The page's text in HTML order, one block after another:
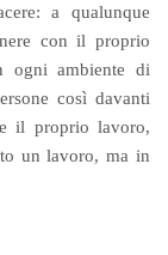
a qualunque
con il proprio
ogni ambiente di
così davanti
il proprio lavoro,
un lavoro, ma in